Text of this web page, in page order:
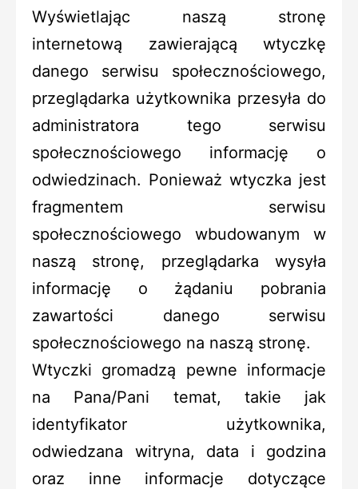
Wyświetlając naszą stronę
internetową zawierającą wtyczkę
danego serwisu społecznościowego,
przeglądarka użytkownika przesyła do
administratora tego serwisu
społecznościowego informację o
odwiedzinach. Ponieważ wtyczka jest
fragmentem serwisu
społecznościowego wbudowanym w
naszą stronę, przeglądarka wysyła
informację o żądaniu pobrania
zawartości danego serwisu
społecznościowego na naszą stronę.
Wtyczki gromadzą pewne informacje
na Pana/Pani temat, takie jak
identyfikator użytkownika,
odwiedzana witryna, data i godzina
oraz inne informacje dotyczące